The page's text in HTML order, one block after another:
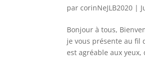
parcorinNeJLB2020 |
Bonjour à tous,
je vous présente au fil
est agréable aux yeux,